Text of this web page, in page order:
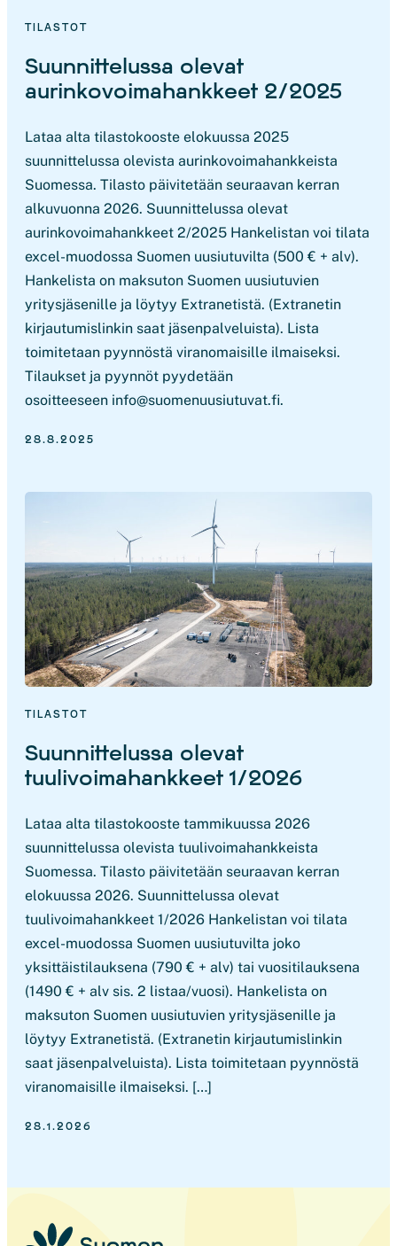
TILASTOT
Suunnittelussa olevat
aurinkovoimahankkeet 2/2025
Lataa alta tilastokooste elokuussa 2025
suunnittelussa olevista aurinkovoimahankkeista
Suomessa. Tilasto päivitetään seuraavan kerran
alkuvuonna 2026. Suunnittelussa olevat
aurinkovoimahankkeet 2/2025 Hankelistan voi tilata
excel-muodossa Suomen uusiutuvilta (500 € + alv).
Hankelista on maksuton Suomen uusiutuvien
yritysjäsenille ja löytyy Extranetistä. (Extranetin
kirjautumislinkin saat jäsenpalveluista). Lista
toimitetaan pyynnöstä viranomaisille ilmaiseksi.
Tilaukset ja pyynnöt pyydetään
osoitteeseen info@suomenuusiutuvat.fi.
28.8.2025
TILASTOT
Suunnittelussa olevat
tuulivoimahankkeet 1/2026
Lataa alta tilastokooste tammikuussa 2026
suunnittelussa olevista tuulivoimahankkeista
Suomessa. Tilasto päivitetään seuraavan kerran
elokuussa 2026. Suunnittelussa olevat
tuulivoimahankkeet 1/2026 Hankelistan voi tilata
excel-muodossa Suomen uusiutuvilta joko
yksittäistilauksena (790 € + alv) tai vuositilauksena
(1490 € + alv sis. 2 listaa/vuosi). Hankelista on
maksuton Suomen uusiutuvien yritysjäsenille ja
löytyy Extranetistä. (Extranetin kirjautumislinkin
saat jäsenpalveluista). Lista toimitetaan pyynnöstä
viranomaisille ilmaiseksi. […]
28.1.2026